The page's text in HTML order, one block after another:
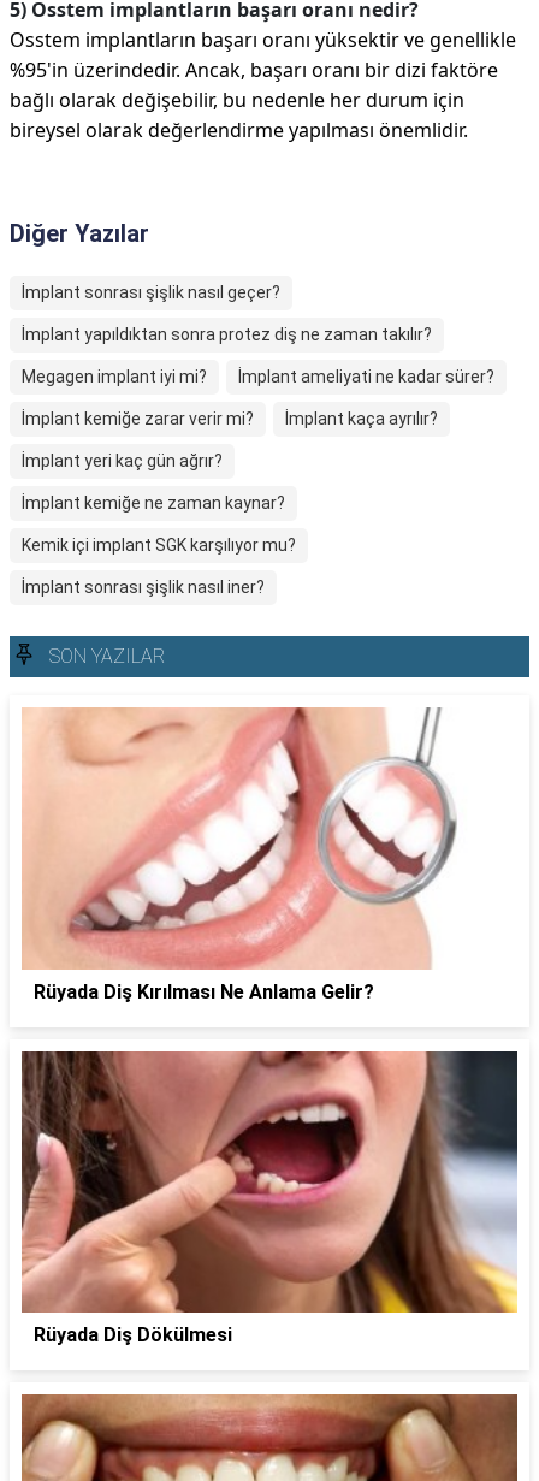
5) Osstem implantların başarı oranı nedir?
Osstem implantların başarı oranı yüksektir ve genellikle
%95'in üzerindedir. Ancak, başarı oranı bir dizi faktöre
bağlı olarak değişebilir, bu nedenle her durum için
bireysel olarak değerlendirme yapılması önemlidir.
Diğer Yazılar
İmplant sonrası şişlik nasıl geçer?
İmplant yapıldıktan sonra protez diş ne zaman takılır?
Megagen implant iyi mi? İmplant ameliyati ne kadar sürer?
İmplant kemiğe zarar verir mi? İmplant kaça ayrılır?
İmplant yeri kaç gün ağrır?
İmplant kemiğe ne zaman kaynar?
Kemik içi implant SGK karşılıyor mu?
İmplant sonrası şişlik nasıl iner?
SON YAZILAR
Rüyada Diş Kırılması Ne Anlama Gelir?
Rüyada Diş Dökülmesi